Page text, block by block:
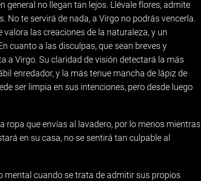
general no llegan tan lejos. Llévale flores, admite
No te servirá de nada, a Virgo no podrás vencerla.
las creaciones de la naturaleza, y un
cuanto a las disculpas, que sean breves y
a Virgo. Su claridad de visión detectará la más
enredador, y la más tenue mancha de lápiz de
ser limpia en sus intenciones, pero desde luego
ropa que envías al lavadero, por lo menos mientras
en su casa, no se sentirá tan culpable al
mental cuando se trata de admitir sus propios